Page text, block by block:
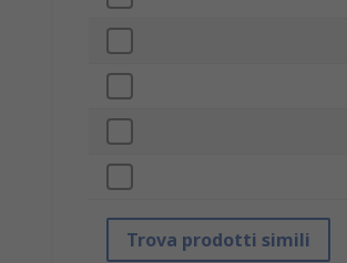
Trova prodotti simili